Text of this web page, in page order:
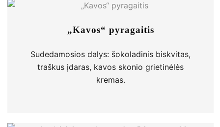
„Kavos“ pyragaitis
Sudedamosios dalys: šokoladinis biskvitas,
traškus įdaras, kavos skonio grietinėlės
kremas.